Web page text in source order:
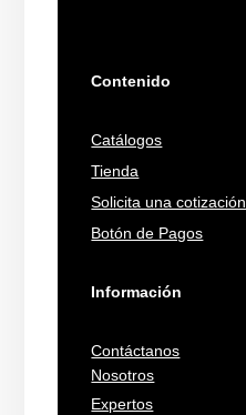
Contenido
Catálogos
Tienda
Solicita una cotización
Botón de Pagos
Información
Contáctanos
Nosotros
Expertos